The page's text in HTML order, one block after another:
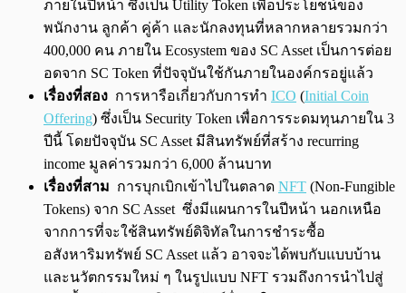
ภายในปีหน้า ซึ่งเป็น Utility Token เพื่อประโยชน์ของ
พนักงาน ลูกค้า คู่ค้า และนักลงทุนที่หลากหลายรวมกว่า
400,000 คน ภายใน Ecosystem ของ SC Asset เป็นการต่อย
อดจาก SC Token ที่ปัจจุบันใช้กันภายในองค์กรอยู่แล้ว
เรื่องที่สอง การหารือเกี่ยวกับการทำ ICO (Initial Coin
Offering) ซึ่งเป็น Security Token เพื่อการระดมทุนภายใน 3
ปีนี้ โดยปัจจุบัน SC Asset มีสินทรัพย์ที่สร้าง recurring
income มูลค่ารวมกว่า 6,000 ล้านบาท
เรื่องที่สาม การบุกเบิกเข้าไปในตลาด NFT (Non-Fungible
Tokens) จาก SC Asset ซึ่งมีแผนการในปีหน้า นอกเหนือ
จากการที่จะใช้สินทรัพย์ดิจิทัลในการชำระซื้อ
อสังหาริมทรัพย์ SC Asset แล้ว อาจจะได้พบกับแบบบ้าน
และนวัตกรรมใหม่ ๆ ในรูปแบบ NFT รวมถึงการนำไปสู่